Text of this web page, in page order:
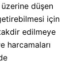
düşen
için
edilmeye
harcamaları